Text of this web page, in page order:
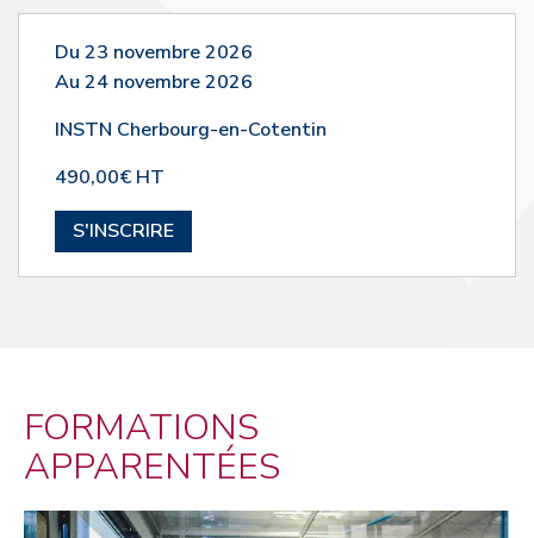
Du 23 novembre 2026
Au 24 novembre 2026
INSTN Cherbourg-en-Cotentin
490,00€ HT
S'INSCRIRE
FORMATIONS
APPARENTÉES